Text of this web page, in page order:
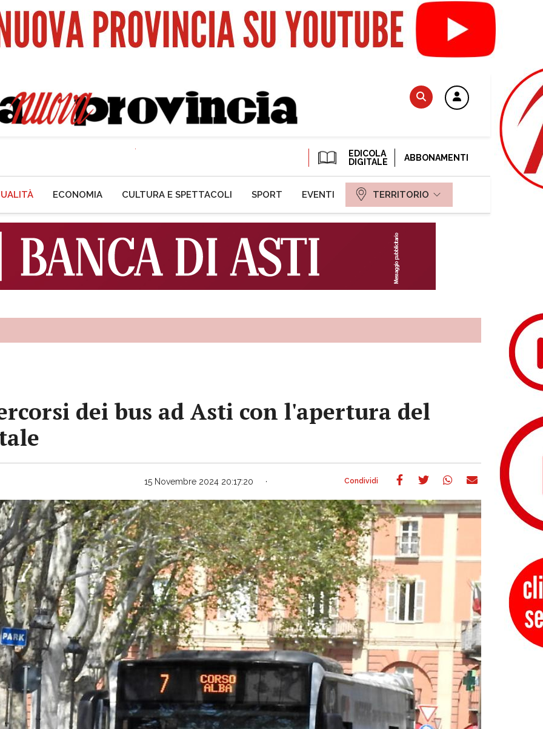
EDICOLA
DIGITALE
ABBONAMENTI
ECONOMIA CULTURA E SPETTACOLI SPORT EVENTI TERRITORIO
dei bus ad Asti con l'apertura del
15 Novembre 2024 20:17:20